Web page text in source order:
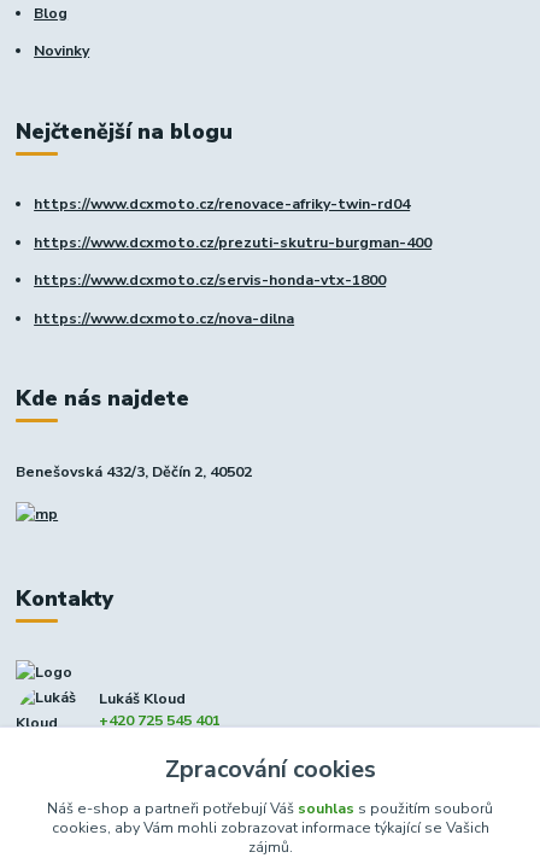
Blog
Novinky
Nejčtenější na blogu
https://www.dcxmoto.cz/renovace-afriky-twin-rd04
https://www.dcxmoto.cz/prezuti-skutru-burgman-400
https://www.dcxmoto.cz/servis-honda-vtx-1800
https://www.dcxmoto.cz/nova-dilna
Kde nás najdete
Benešovská 432/3, Děčín 2, 40502
Kontakty
Lukáš Kloud
+420 725 545 401
Zpracování cookies
Náš e-shop a partneři potřebují Váš souhlas s použitím souborů
cookies, aby Vám mohli zobrazovat informace týkající se Vašich
zájmů.